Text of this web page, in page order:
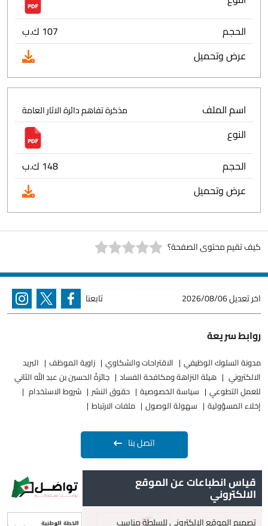
قياس انطباعات عن الموقع
الالكتروني
تصميم الموقع الإلكتروني للسلطة مناسب
الحجم
107 ك.ب
عرض وتحميل
اسم الملف مذكرة تفاهم دائرة الاثار العامة
النوع
الحجم
148 ك.ب
عرض وتحميل
كيف تقيم محتوى الصفحة؟
اخر تعديل2026/08/06 تابعنا
روابط سريعة
مدونة السلوك الوظيفي الاقتراحات والشكاوي زاوية الموظف
البريد
الالكتروني
هيئة النزاهة ومكافحة الفساد
جائزةُ الحسين بن عبدِ الله الثاني
للعملِ التطوعيِ
سياسة الخصوصية حقوق النشر
شروط الاستخدام
إخلاء المسؤولية
سهولة الوصول ملفات الارتباط
اتصل بنا